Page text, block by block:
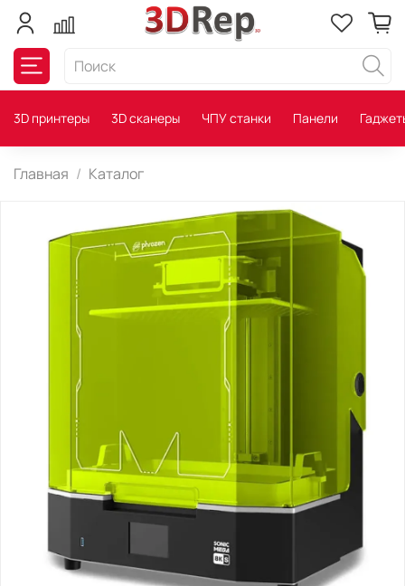
3D принтеры 3D сканеры ЧПУ станки Панели
Главная Каталог